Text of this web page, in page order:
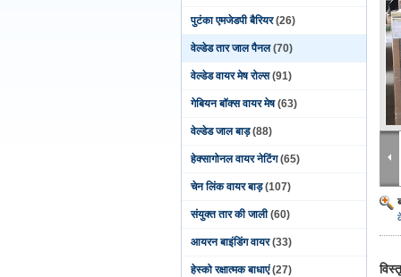
पुटंका एमजेडपी बैरियर (26)
वेल्डेड तार जाल पैनल (70)
वेल्डेड वायर मेष रोल्स (91)
गेबियन बॉक्स वायर मेष (63)
वेल्डेड जाल बाड़ (88)
हेक्सागोनल वायर नेटिंग (65)
चेन लिंक वायर बाड़ (107)
संयुक्त तार की जाली (60)
आयरन बाइंडिंग वायर (33)
हेस्को रक्षात्मक बाधाएं (27)